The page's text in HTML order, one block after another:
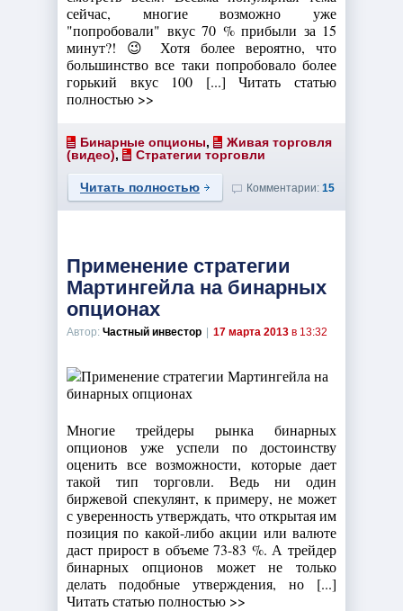
сейчас, многие возможно уже
"попробовали" вкус 70 % прибыли за 15
минут?! 😉 Хотя более вероятно, что
большинство все таки попробовало более
горький вкус 100 [...] Читать статью
полностью >>
Бинарные опционы,
Живая торговля
(видео), Стратегии торговли
Читать полностью Комментарии: 15
Применение стратегии
Мартингейла на бинарных
опционах
Автор: Частный инвестор 17 марта 2013 в 13:32
Многие трейдеры рынка бинарных
опционов уже успели по достоинству
оценить все возможности, которые дает
такой тип торговли. Ведь ни один
биржевой спекулянт, к примеру, не может
с уверенность утверждать, что открытая им
позиция по какой-либо акции или валюте
даст прирост в объеме 73-83 %. А трейдер
бинарных опционов может не только
делать подобные утверждения, но [...]
Читать статью полностью >>